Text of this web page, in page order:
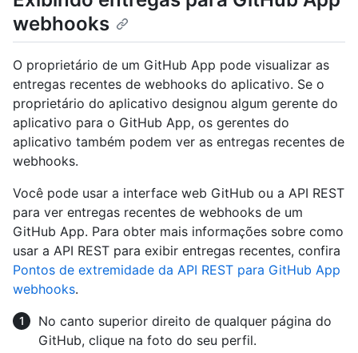
webhooks
O proprietário de um GitHub App pode visualizar as
entregas recentes de webhooks do aplicativo. Se o
proprietário do aplicativo designou algum gerente do
aplicativo para o GitHub App, os gerentes do
aplicativo também podem ver as entregas recentes de
webhooks.
Você pode usar a interface web GitHub ou a API REST
para ver entregas recentes de webhooks de um
GitHub App. Para obter mais informações sobre como
usar a API REST para exibir entregas recentes, confira
Pontos de extremidade da API REST para GitHub App
webhooks.
No canto superior direito de qualquer página do
GitHub, clique na foto do seu perfil.